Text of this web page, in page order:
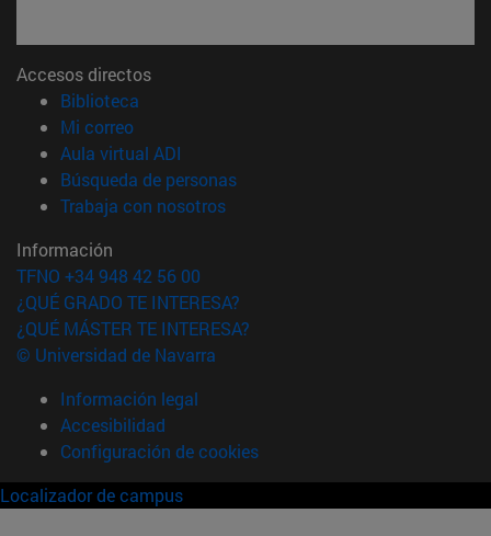
Accesos directos
Biblioteca
Mi correo(abre en nueva ventana)
Aula virtual ADI
Búsqueda de personas(abre en nueva ventana)
Trabaja con nosotros(abre en nueva ventana)
Información
TFNO +34 948 42 56 00
¿QUÉ GRADO TE INTERESA?
¿QUÉ MÁSTER TE INTERESA?
© Universidad de Navarra
Información legal
Accesibilidad
Configuración de cookies
Localizador de campus